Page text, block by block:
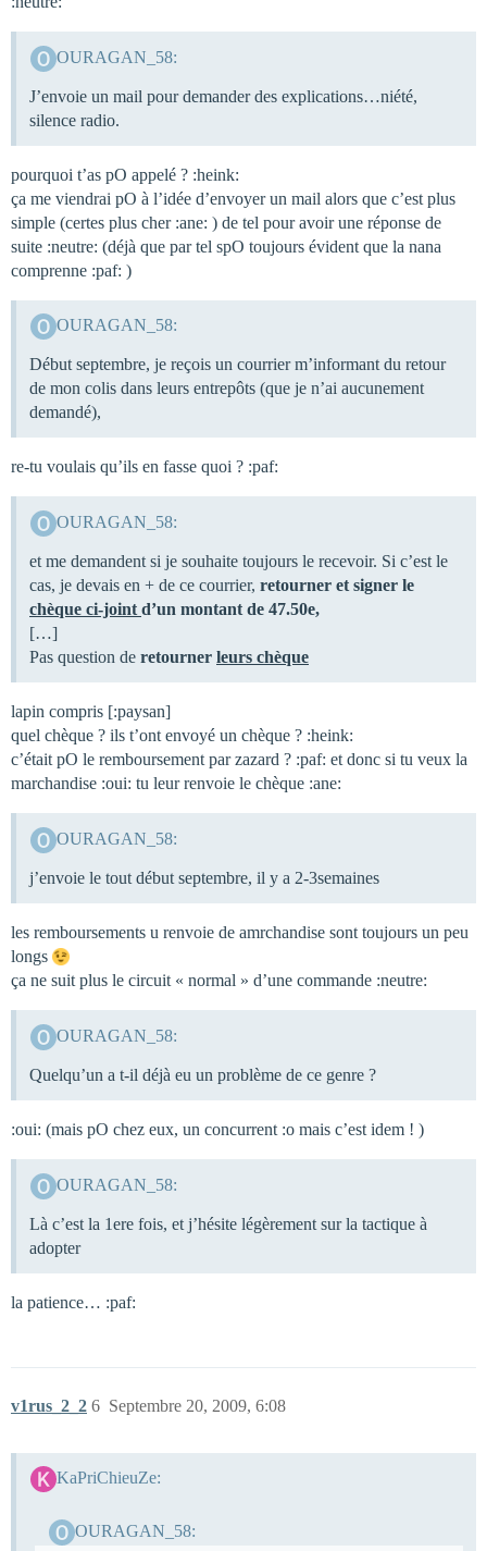
OURAGAN_58:
J’envoie un mail pour demander des explications…niété,
silence radio.
pourquoi t’as pO appelé ? :heink:
ça me viendrai pO à l’idée d’envoyer un mail alors que c’est plus
simple (certes plus cher :ane: ) de tel pour avoir une réponse de
suite :neutre: (déjà que par tel spO toujours évident que la nana
comprenne :paf: )
OURAGAN_58:
Début septembre, je reçois un courrier m’informant du retour
de mon colis dans leurs entrepôts (que je n’ai aucunement
demandé),
re-tu voulais qu’ils en fasse quoi ? :paf:
OURAGAN_58:
et me demandent si je souhaite toujours le recevoir. Si c’est le
cas, je devais en + de ce courrier, retourner et signer le
chèque ci-joint d’un montant de 47.50e,
[…]
Pas question de retourner leurs chèque
lapin compris [:paysan]
quel chèque ? ils t’ont envoyé un chèque ? :heink:
c’était pO le remboursement par zazard ? :paf: et donc si tu veux la
marchandise :oui: tu leur renvoie le chèque :ane:
OURAGAN_58:
j’envoie le tout début septembre, il y a 2-3semaines
les remboursements u renvoie de amrchandise sont toujours un peu
longs
ça ne suit plus le circuit « normal » d’une commande :neutre:
OURAGAN_58:
Quelqu’un a t-il déjà eu un problème de ce genre ?
:oui: (mais pO chez eux, un concurrent :o mais c’est idem ! )
OURAGAN_58:
Là c’est la 1ere fois, et j’hésite légèrement sur la tactique à
adopter
la patience… :paf:
v1rus_2_2 Septembre 20, 2009, 6:08
6
KaPriChieuZe:
OURAGAN_58: